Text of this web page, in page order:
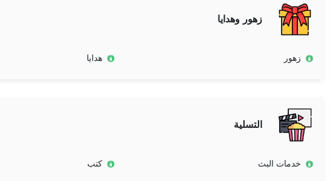
زهور وهدايا
زهور هدايا
التسلية
خدمات البث كتب